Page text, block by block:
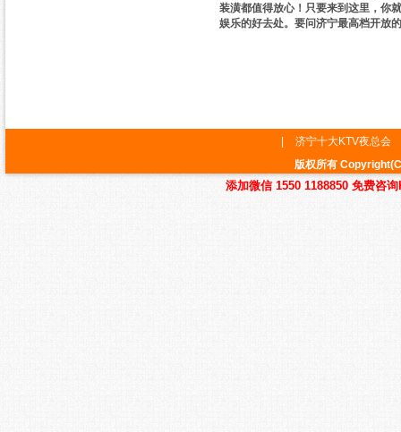
装潢都值得放心！只要来到这里，你
娱乐的好去处。要问济宁最高档开放
济宁十大KTV夜总会
版权所有
添加微信 1550 1188850 免费咨